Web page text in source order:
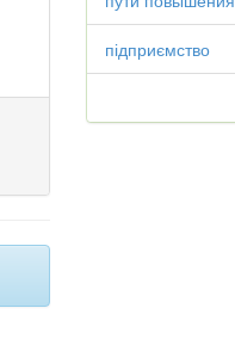
підприємство